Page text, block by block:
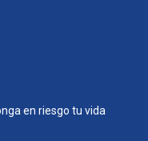
en riesgo tu vida